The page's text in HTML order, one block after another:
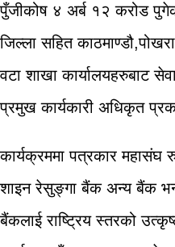
पुँजीकोष ४ अर्ब १२ करोड
जिल्ला सहित
वटा शाखा कार्यालयहरुबाट
प्रमुख कार्यकारी अधिकृत
कार्यक्रममा पत्रकार महासंघ
शाइन रेसुङ्गा बैंक अन्य बैंक
बैंकलाई राष्ट्रिय स्तरको